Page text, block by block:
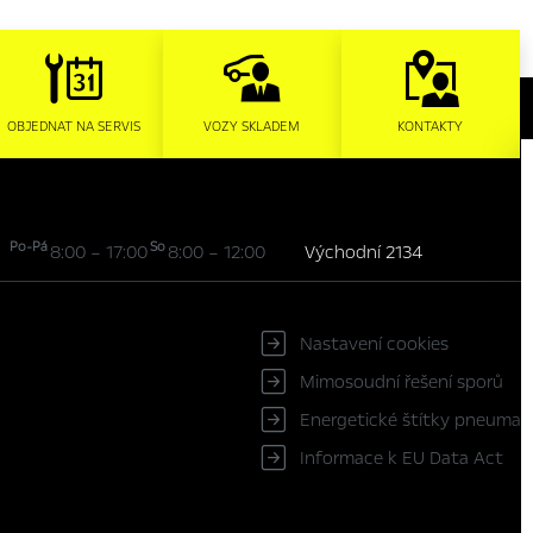
OBJEDNAT NA SERVIS VOZY SKLADEM KONTAKTY
Po-Pá8:00 – 17:00So8:00 – 12:00 Východní 2134
Nastavení cookies
Mimosoudní řešení sporů
Energetické štítky pneumatik
Informace k EU Data Act